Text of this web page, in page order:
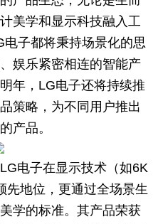
美学和显示科技融入工
子都将秉持场景化的思
娱乐紧密相连的智能产
年，LG电子还将持续推
策略，为不同用户推出
产品。
电子在显示技术（如6K
先地位，更通过全场景生
学的标准。其产品荣获